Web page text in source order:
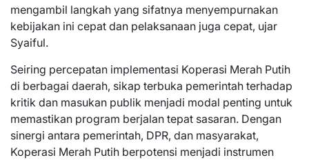
mengambil langkah yang sifatnya menyempurnakan
kebijakan ini cepat dan pelaksanaan juga cepat, ujar
Syaiful.
Seiring percepatan implementasi Koperasi Merah Putih
di berbagai daerah, sikap terbuka pemerintah terhadap
kritik dan masukan publik menjadi modal penting untuk
memastikan program berjalan tepat sasaran. Dengan
sinergi antara pemerintah, DPR, dan masyarakat,
Koperasi Merah Putih berpotensi menjadi instrumen